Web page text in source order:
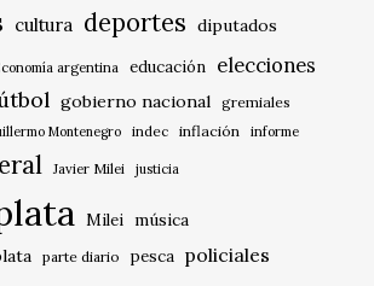
cultura deportes diputados
argentina educación elecciones
gobierno nacional gremiales
Montenegro indec inflación informe
Javier Milei justicia
Milei música
parte diario pesca policiales